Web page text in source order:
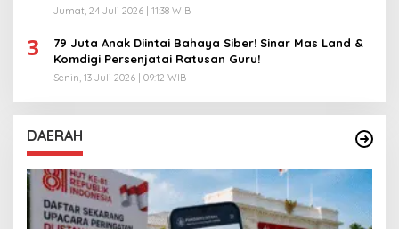
Jumat, 24 Juli 2026 | 11:38 WIB
3
79 Juta Anak Diintai Bahaya Siber! Sinar Mas Land &
Komdigi Persenjatai Ratusan Guru!
Senin, 13 Juli 2026 | 09:12 WIB
DAERAH